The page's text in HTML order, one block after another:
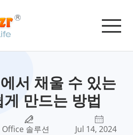
서 채울 수 있는
게 만드는 방법
Office 솔루션 Jul 14, 2024